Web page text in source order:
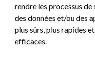
rendre les processus
des données et/ou des
plus sûrs, plus rapides
efficaces.